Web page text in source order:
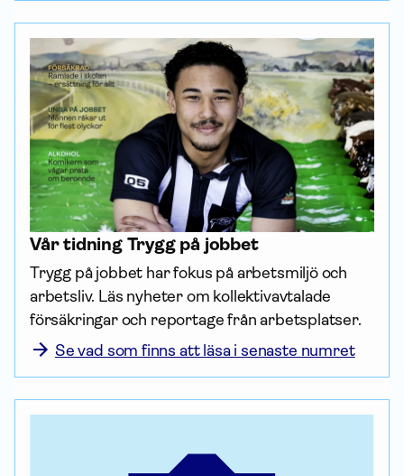
Vår tidning Trygg på jobbet
Trygg på jobbet har fokus på arbetsmiljö och
arbetsliv. Läs nyheter om kollektiv­avtalade
försäk­ringar och reportage från arbetsplatser.
Se vad som finns att läsa i senaste numret